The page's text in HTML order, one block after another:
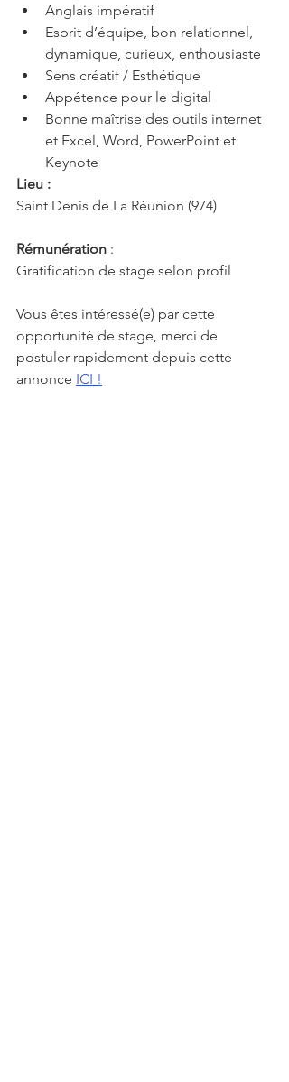
Anglais impératif
Esprit d’équipe, bon relationnel,
dynamique, curieux, enthousiaste
Sens créatif / Esthétique
Appétence pour le digital
Bonne maîtrise des outils internet
et Excel, Word, PowerPoint et
Keynote
Lieu :
Saint Denis de La Réunion (974)
Rémunération :
Gratification de stage selon profil
Vous êtes intéressé(e) par cette
opportunité de stage, merci de
postuler rapidement depuis cette
annonce ICI !